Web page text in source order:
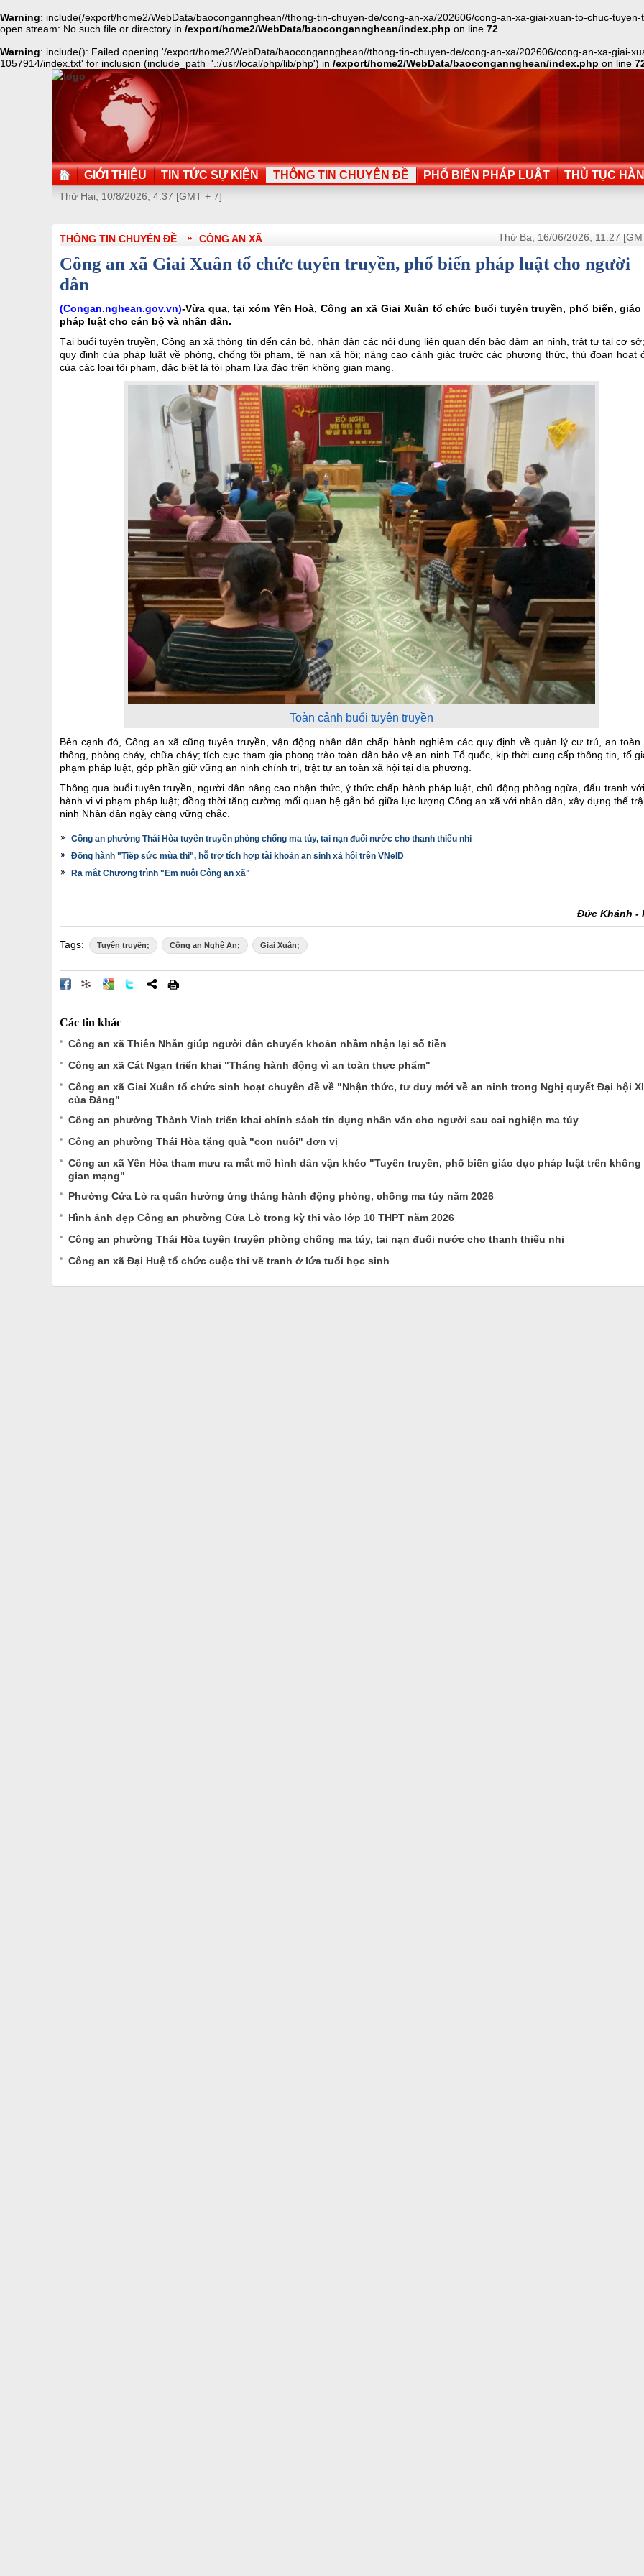
Warning: include(/export/home2/WebData/baocongannghean//thong-tin-chuyen-de/cong-an-xa/202606/cong-an-xa-giai-xuan-to-chuc-
open stream: No such file or directory in /export/home2/WebData/baocongannghean/index.php on line 72
Warning: include(): Failed opening '/export/home2/WebData/baocongannghean//thong-tin-chuyen-de/cong-an-xa/202606/cong-an-xa-giai-
1057914/index.txt' for inclusion (include_path='.:/usr/local/php/lib/php') in /export/home2/WebData/baocongannghean/index.php on line
GIỚI THIỆU TIN TỨC SỰ KIỆN THÔNG TIN CHUYÊN ĐỀ PHỔ BIẾN PHÁP LUẬT THỦ TỤC
Thứ Hai, 10/8/2026, 4:37 [GMT + 7]
THÔNG TIN CHUYÊN ĐỀ CÔNG AN XÃ Thứ Ba, 16/06/2026, 11:27
Công an xã Giai Xuân tổ chức tuyên truyền, phổ biến pháp luật cho người
dân
(Congan.nghean.gov.vn)-Vừa qua, tại xóm Yên Hoà, Công an xã Giai Xuân tổ chức buổi tuyên truyền, phổ biến,
pháp luật cho cán bộ và nhân dân.
Tại buổi tuyên truyền, Công an xã thông tin đến cán bộ, nhân dân các nội dung liên quan đến bảo đảm an ninh, trật tự tại cơ
quy định của pháp luật về phòng, chống tội phạm, tệ nạn xã hội; nâng cao cảnh giác trước các phương thức, thủ đoạn hoạt
của các loại tội phạm, đặc biệt là tội phạm lừa đảo trên không gian mạng.
Toàn cảnh buổi tuyên truyền
Bên cạnh đó, Công an xã cũng tuyên truyền, vận động nhân dân chấp hành nghiêm các quy định về quản lý cư trú, an toàn
thông, phòng cháy, chữa cháy; tích cực tham gia phong trào toàn dân bảo vệ an ninh Tổ quốc, kịp thời cung cấp thông tin, tố
phạm pháp luật, góp phần giữ vững an ninh chính trị, trật tự an toàn xã hội tại địa phương.
Thông qua buổi tuyên truyền, người dân nâng cao nhận thức, ý thức chấp hành pháp luật, chủ động phòng ngừa, đấu tranh
hành vi vi phạm pháp luật; đồng thời tăng cường mối quan hệ gắn bó giữa lực lượng Công an xã với nhân dân, xây dựng thế
ninh Nhân dân ngày càng vững chắc.
Công an phường Thái Hòa tuyên truyền phòng chống ma túy, tai nạn đuối nước cho thanh thiếu nhi
Đồng hành "Tiếp sức mùa thi", hỗ trợ tích hợp tài khoản an sinh xã hội trên VNeID
Ra mắt Chương trình "Em nuôi Công an xã"
Đức Khánh -
Tags: Tuyên truyền; Công an Nghệ An; Giai Xuân;
Các tin khác
Công an xã Thiên Nhẫn giúp người dân chuyển khoản nhầm nhận lại số tiền
Công an xã Cát Ngạn triển khai "Tháng hành động vì an toàn thực phẩm"
Công an xã Giai Xuân tổ chức sinh hoạt chuyên đề về "Nhận thức, tư duy mới về an ninh trong Nghị quyết Đại hội
của Đảng"
Công an phường Thành Vinh triển khai chính sách tín dụng nhân văn cho người sau cai nghiện ma túy
Công an phường Thái Hòa tặng quà "con nuôi" đơn vị
Công an xã Yên Hòa tham mưu ra mắt mô hình dân vận khéo "Tuyên truyền, phổ biến giáo dục pháp luật trên không
gian mạng"
Phường Cửa Lò ra quân hưởng ứng tháng hành động phòng, chống ma túy năm 2026
Hình ảnh đẹp Công an phường Cửa Lò trong kỳ thi vào lớp 10 THPT năm 2026
Công an phường Thái Hòa tuyên truyền phòng chống ma túy, tai nạn đuối nước cho thanh thiếu nhi
Công an xã Đại Huệ tổ chức cuộc thi vẽ tranh ở lứa tuổi học sinh